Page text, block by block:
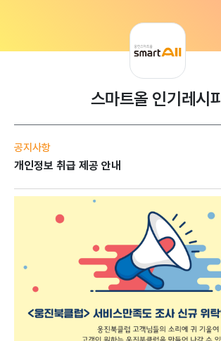
스마트올 인기레시피
공지사항
개인정보 취급 제공 안내